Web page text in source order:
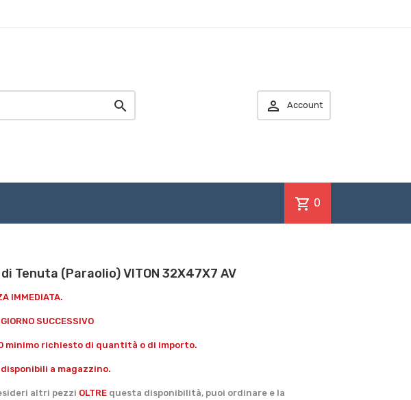
  Account
shopping_cart 0
Tenuta (Paraolio) VITON 32X47X7 AV
IMMEDIATA.
SUCCESSIVO
minimo richiesto di quantità o di importo.
disponibili a magazzino.
altri pezzi OLTRE questa disponibilità, puoi ordinare e la